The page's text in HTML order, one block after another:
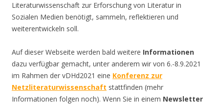
Literaturwissenschaft zur Erforschung von Literatur in
Sozialen Medien benötigt, sammeln, reflektieren und
weiterentwickeln soll.
Auf dieser Webseite werden bald weitere Informationen
dazu verfügbar gemacht, unter anderem wir von 6.-8.9.2021
im Rahmen der vDHd2021 eine Konferenz zur
Netzliteraturwissenschaft stattfinden (mehr
Informationen folgen noch). Wenn Sie in einem Newsletter